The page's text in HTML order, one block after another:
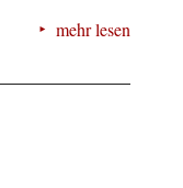
mehr lesen